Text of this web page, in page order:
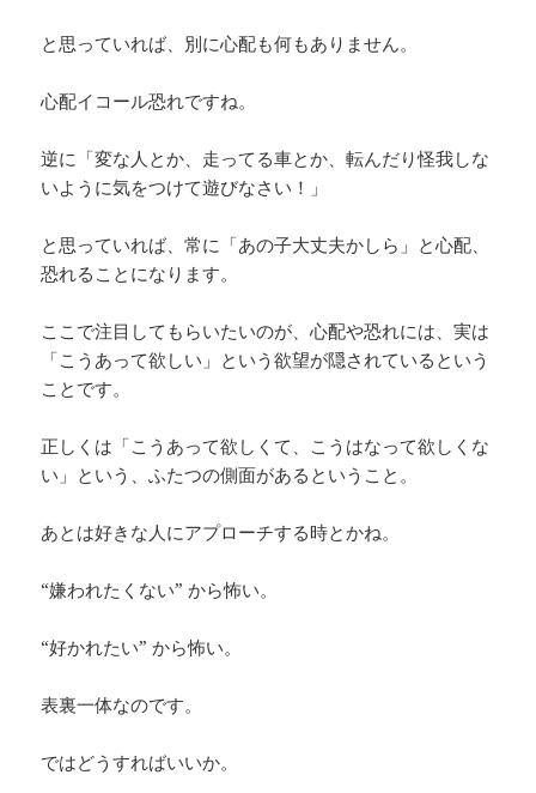
と思っていれば、別に心配も何もありません。
心配イコール恐れですね。
逆に「変な人とか、走ってる車とか、転んだり怪我しな
いように気をつけて遊びなさい！」
と思っていれば、常に「あの子大丈夫かしら」と心配、
恐れることになります。
ここで注目してもらいたいのが、心配や恐れには、実は
「こうあって欲しい」という欲望が隠されているという
ことです。
正しくは「こうあって欲しくて、こうはなって欲しくな
い」という、ふたつの側面があるということ。
あとは好きな人にアプローチする時とかね。
“嫌われたくない” から怖い。
“好かれたい” から怖い。
表裏一体なのです。
ではどうすればいいか。